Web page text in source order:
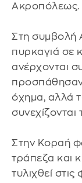
Ακροπόλεως.
Στη συμβολή
πυρκαγιά σε
ανέρχονται
όχημα, αλλά
Στην Κοραή
τράπεζα και
τυλιχθεί